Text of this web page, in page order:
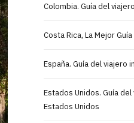
Colombia. Guía del
Costa Rica, La Mejor
España. Guía del viajero
Estados Unidos. Guía
Estados Unidos